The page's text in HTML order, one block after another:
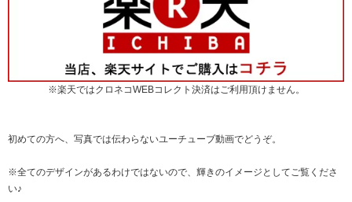
※楽天ではクロネコWEBコレクト決済はご利用頂けません。
初めての方へ、写真では伝わらないユーチューブ動画でどうぞ。
※全てのデザインがあるわけではないので、輝きのイメージとしてご覧くださ
い♪